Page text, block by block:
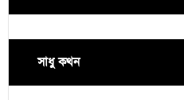
সাধু কথন